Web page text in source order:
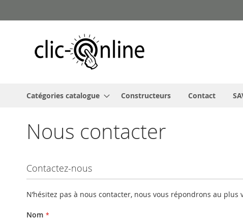
au
Catégories catalogue Constructeurs Contact
Nous contacter
Contactez-nous
N’hésitez pas à nous contacter, nous vous répondrons au plus
Nom